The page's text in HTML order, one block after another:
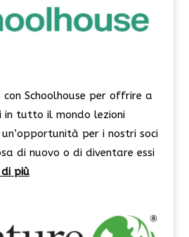
Schoolhouse per offrire a
in tutto il mondo lezioni
per i nostri soci
di nuovo o di diventare essi
più